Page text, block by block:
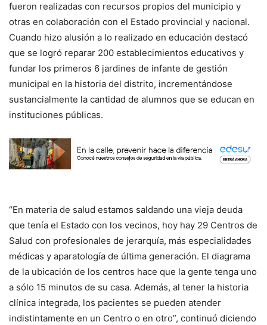
fueron realizadas con recursos propios del municipio y
otras en colaboración con el Estado provincial y nacional.
Cuando hizo alusión a lo realizado en educación destacó
que se logró reparar 200 establecimientos educativos y
fundar los primeros 6 jardines de infante de gestión
municipal en la historia del distrito, incrementándose
sustancialmente la cantidad de alumnos que se educan en
instituciones públicas.
“En materia de salud estamos saldando una vieja deuda
que tenía el Estado con los vecinos, hoy hay 29 Centros de
Salud con profesionales de jerarquía, más especialidades
médicas y aparatología de última generación. El diagrama
de la ubicación de los centros hace que la gente tenga uno
a sólo 15 minutos de su casa. Además, al tener la historia
clínica integrada, los pacientes se pueden atender
indistintamente en un Centro o en otro”, continuó diciendo